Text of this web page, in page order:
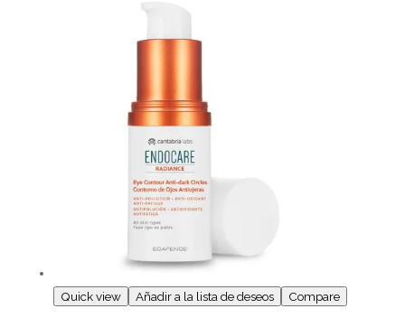
Quick view Añadir a la lista de deseos Compare